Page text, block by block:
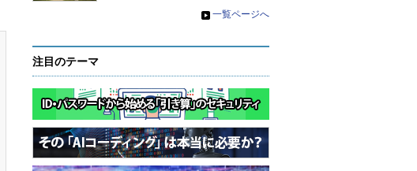
» 一覧ページへ
注目のテーマ